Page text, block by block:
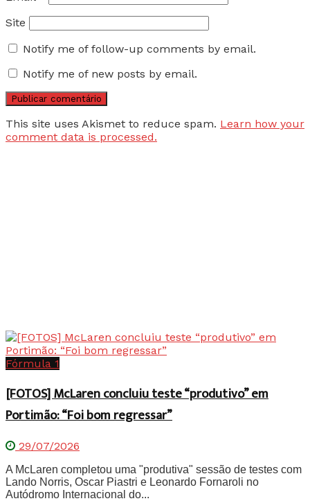
Site
Notify me of follow-up comments by email.
Notify me of new posts by email.
This site uses Akismet to reduce spam. Learn how your
comment data is processed.
Fórmula 1
[FOTOS] McLaren concluiu teste “produtivo” em
Portimão: “Foi bom regressar”
29/07/2026
A McLaren completou uma "produtiva" sessão de testes com
Lando Norris, Oscar Piastri e Leonardo Fornaroli no
Autódromo Internacional do...